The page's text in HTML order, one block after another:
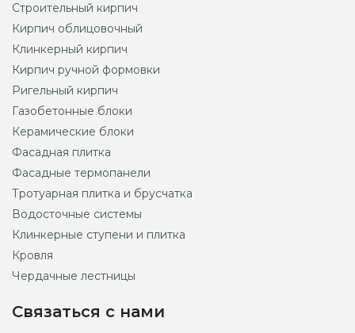
Строительный кирпич
Кирпич облицовочный
Клинкерный кирпич
Кирпич ручной формовки
Ригельный кирпич
Газобетонные блоки
Керамические блоки
Фасадная плитка
Фасадные термопанели
Тротуарная плитка и брусчатка
Водосточные системы
Клинкерные ступени и плитка
Кровля
Чердачные лестницы
Связаться с нами